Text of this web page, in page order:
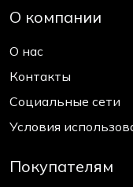
О компании
О нас
Контакты
Социальные сети
Условия
Покупателям